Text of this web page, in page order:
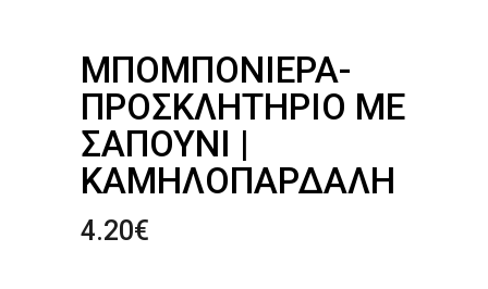
ΜΠΟΜΠΟΝΙΈΡΑ-
ΠΡΟΣΚΛΗΤΉΡΙΟ ΜΕ
ΣΑΠΟΎΝΙ |
ΚΑΜΗΛΟΠΆΡΔΑΛΗ
4.20€